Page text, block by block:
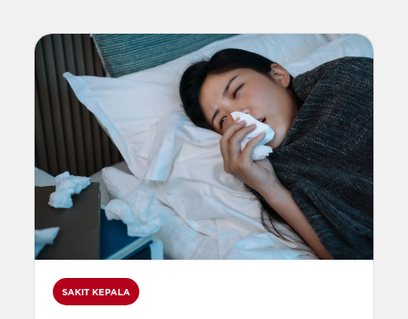
SAKIT KEPALA